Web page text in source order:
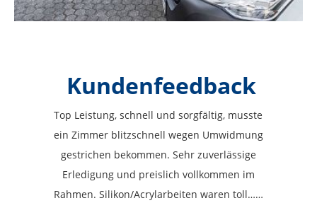
Kundenfeedback
Top Leistung, schnell und sorgfältig, musste
ein Zimmer blitzschnell wegen Umwidmung
gestrichen bekommen. Sehr zuverlässige
Erledigung und preislich vollkommen im
Rahmen. Silikon/Acrylarbeiten waren toll……